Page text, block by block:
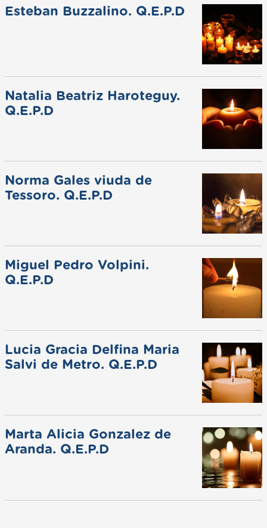
Esteban Buzzalino. Q.E.P.D
Natalia Beatriz Haroteguy.
Q.E.P.D
Norma Gales viuda de
Tessoro. Q.E.P.D
Miguel Pedro Volpini.
Q.E.P.D
Lucia Gracia Delfina Maria
Salvi de Metro. Q.E.P.D
Marta Alicia Gonzalez de
Aranda. Q.E.P.D